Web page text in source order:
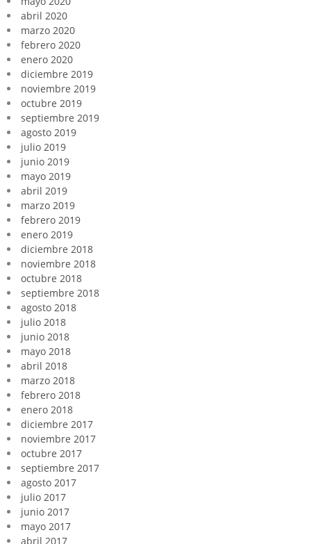
abril 2020
marzo 2020
febrero 2020
enero 2020
diciembre 2019
noviembre 2019
octubre 2019
septiembre 2019
agosto 2019
julio 2019
junio 2019
mayo 2019
abril 2019
marzo 2019
febrero 2019
enero 2019
diciembre 2018
noviembre 2018
octubre 2018
septiembre 2018
agosto 2018
julio 2018
junio 2018
mayo 2018
abril 2018
marzo 2018
febrero 2018
enero 2018
diciembre 2017
noviembre 2017
octubre 2017
septiembre 2017
agosto 2017
julio 2017
junio 2017
mayo 2017
abril 2017